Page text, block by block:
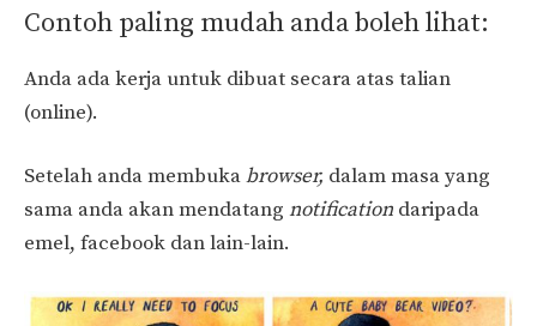
Contoh paling mudah anda boleh lihat:
Anda ada kerja untuk dibuat secara atas talian
(online).
Setelah anda membukabrowser, dalam masa yang
sama anda akan mendatang notification daripada
emel, facebook dan lain-lain.